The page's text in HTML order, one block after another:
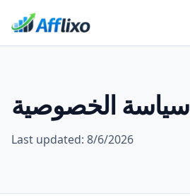
سياسة الخصوصية
Last updated: 8/6/2026